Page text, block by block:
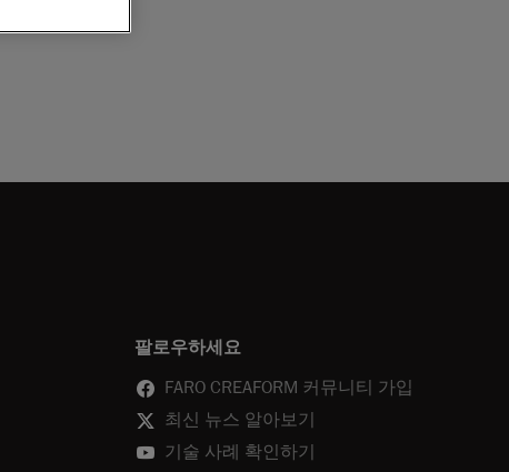
팔로우하세요
FARO CREAFORM 커뮤니티 가입
최신 뉴스 알아보기
기술 사례 확인하기